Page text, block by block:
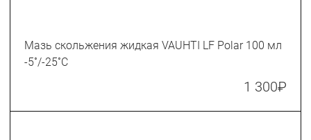
Мазь скольжения жидкая VAUHTI LF Polar 100 мл
-5˚/-25˚С
1 300₽